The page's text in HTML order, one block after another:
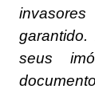
seus